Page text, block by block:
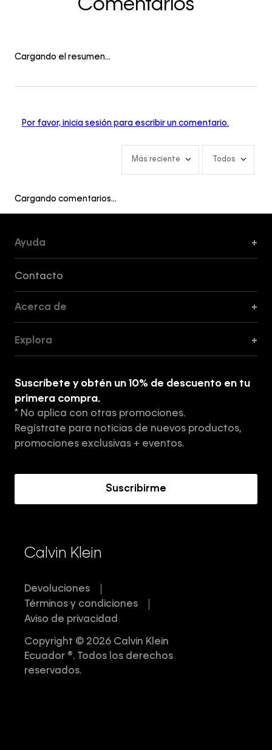
Comentarios
Cargando el resumen…
Por favor, inicia sesión para escribir un comentario.
Más reciente Todos
Cargando comentarios…
Ayuda +
Contacto
Acerca de +
Tiendas
Aviso de privacidad
Términos y Condiciones
Explora +
Suscríbete y obtén un 10% de descuento en tu
primera compra.
* No aplica con otras promociones.
Regístrate para noticias de nuevos productos,
promociones exclusivas + eventos.
Suscribirme
Calvin Klein
Devoluciones
Términos y condiciones
Aviso de privacidad
Copyright © 2026 Calvin Klein
Ecuador ®. Todos los derechos
reservados.